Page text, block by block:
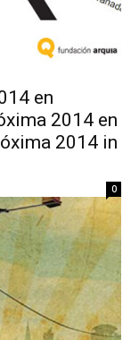
en
2014 en
2014 in
0